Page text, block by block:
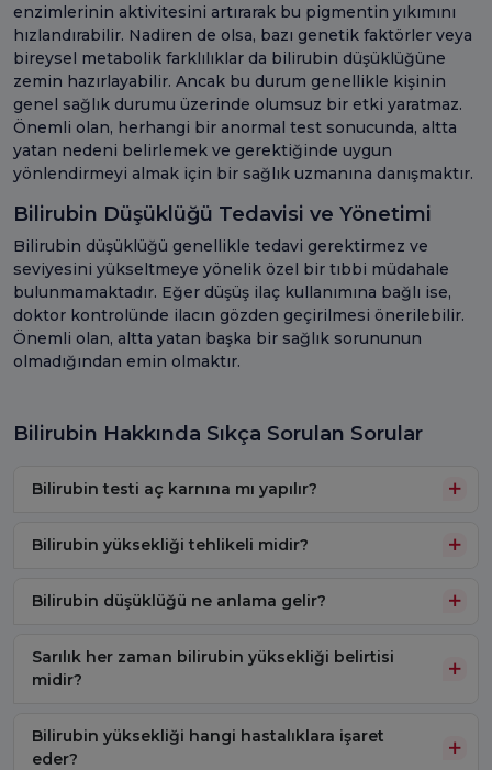
enzimlerinin aktivitesini artırarak bu pigmentin yıkımını
hızlandırabilir. Nadiren de olsa, bazı genetik faktörler veya
bireysel metabolik farklılıklar da bilirubin düşüklüğüne
zemin hazırlayabilir. Ancak bu durum genellikle kişinin
genel sağlık durumu üzerinde olumsuz bir etki yaratmaz.
Önemli olan, herhangi bir anormal test sonucunda, altta
yatan nedeni belirlemek ve gerektiğinde uygun
yönlendirmeyi almak için bir sağlık uzmanına danışmaktır.
Bilirubin Düşüklüğü Tedavisi ve Yönetimi
Bilirubin düşüklüğü genellikle tedavi gerektirmez ve
seviyesini yükseltmeye yönelik özel bir tıbbi müdahale
bulunmamaktadır. Eğer düşüş ilaç kullanımına bağlı ise,
doktor kontrolünde ilacın gözden geçirilmesi önerilebilir.
Önemli olan, altta yatan başka bir sağlık sorununun
olmadığından emin olmaktır.
Bilirubin Hakkında Sıkça Sorulan Sorular
Bilirubin testi aç karnına mı yapılır?
Bilirubin yüksekliği tehlikeli midir?
Bilirubin düşüklüğü ne anlama gelir?
Sarılık her zaman bilirubin yüksekliği belirtisi
midir?
Bilirubin yüksekliği hangi hastalıklara işaret
eder?